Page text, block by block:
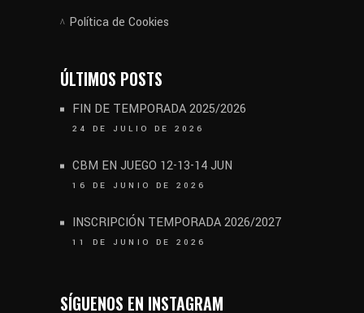
Política de Cookies
ÚLTIMOS POSTS
FIN DE TEMPORADA 2025/2026
24 DE JULIO DE 2026
CBM EN JUEGO 12-13-14 JUN
16 DE JUNIO DE 2026
INSCRIPCIÓN TEMPORADA 2026/2027
11 DE JUNIO DE 2026
SÍGUENOS EN INSTAGRAM